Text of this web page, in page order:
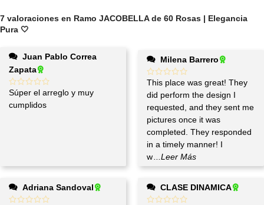
7 valoraciones en Ramo JACOBELLA de 60 Rosas | Elegancia
Pura 🤍
Zapata
Súper el arreglo y muy
cumplidos
Milena Barrero
This place was great! They
did perform the design I
requested, and they sent me
pictures once it was
completed. They responded
in a timely manner! I
w
...Leer Más
Adriana Sandoval CLASE DINAMICA